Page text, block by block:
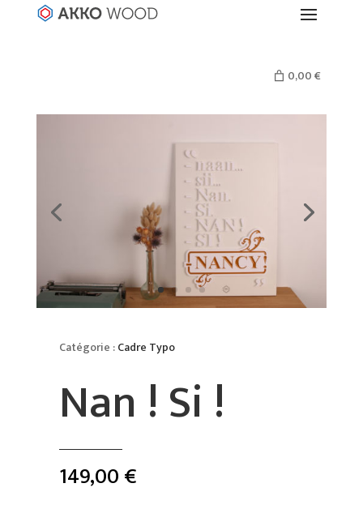
0,00 €
Catégorie :Cadre Typo
Nan ! Si !
149,00€